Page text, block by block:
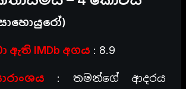
ඇති IMDb අගය : 8.9
: තමන්ගේ ආදරය